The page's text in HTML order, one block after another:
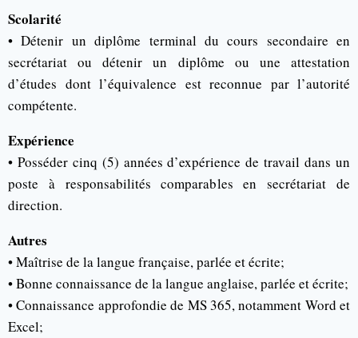
Scolarité
• Détenir un diplôme terminal du cours secondaire en
secrétariat ou détenir un diplôme ou une attestation
d’études dont l’équivalence est reconnue par l’autorité
compétente.
Expérience
• Posséder cinq (5) années d’expérience de travail dans un
poste à responsabilités comparables en secrétariat de
direction.
Autres
• Maîtrise de la langue française, parlée et écrite;
• Bonne connaissance de la langue anglaise, parlée et écrite;
• Connaissance approfondie de MS 365, notamment Word et
Excel;